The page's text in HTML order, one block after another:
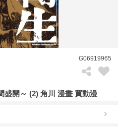
G06919965
盛開～ (2) 角川 漫畫 買動漫